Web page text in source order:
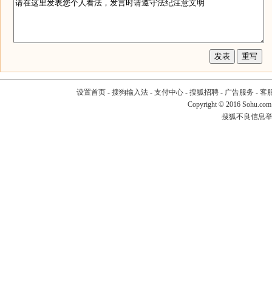
设置首页- 搜狗输入法- 支付中心- 搜狐招聘- 广告服务 - 客
Copyright © 2016
搜狐不良信息